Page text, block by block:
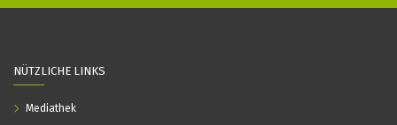
NÜTZLICHE LINKS
Mediathek